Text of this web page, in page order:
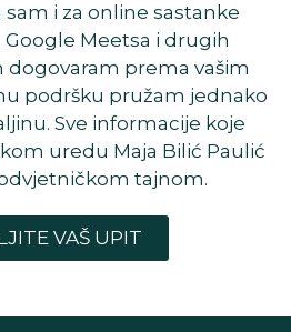
i za online sastanke
Meetsa i drugih
prema vašim
podršku pružam jednako
Sve informacije koje
uredu Maja Bilić Paulić
tajnom.
VAŠ UPIT